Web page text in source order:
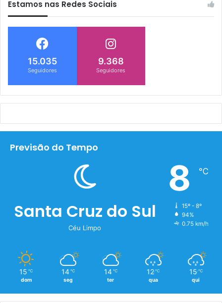
Estamos nas Redes Sociais
15.035
Seguidores
9.368
Seguidores
Previsão do Tempo
Santa Cruz do Sul
Céu Limpo
8 ℃
15º - 8º
94%
0.75 km/h
15 ℃
dom
14 ℃
seg
14 ℃
ter
12 ℃
qua
15 ℃
qui